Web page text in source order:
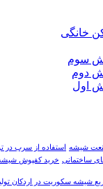
خانگی
سوم
دوم
اول
شیشه استفاده از سرب در
ساختمانی خرید کفپوش
شیشه سکوریت در اردکان